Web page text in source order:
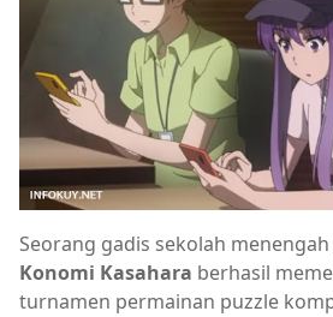
Seorang gadis sekolah
Konomi Kasahara berhasil
turnamen permainan puzzle